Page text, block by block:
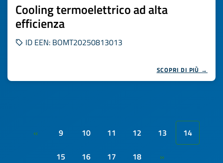
Cooling termoelettrico ad alta
efficienza
ID EEN: BOMT20250813013
SCOPRI DI PIÙ →
« 9 10 11 12 13
14
15
16 17 18 »